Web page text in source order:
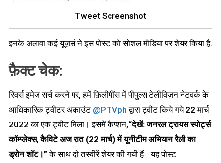
Tweet Screenshot
इनके अलावा कई यूज़र्स ने इस पोस्ट को सोशल मीडिया पर शेयर किया है.
फ़ैक्ट चेक:
रिवर्स इमेज सर्च करने पर, हमें फ़िलीपींस में पीपुल्स टेलीविज़न नेटवर्क के
आधिकारिक ट्वीटर अकाउंट @PTVph द्वारा ट्वीट किये गये 22 मार्च
2022 का एक ट्वीट मिला। इसमें कैप्शन,“देखें: जनरल ट्रायस स्पोर्ट्स
कॉम्प्लेक्स,कैविटे अज रात (22मार्च) में यूनीटीम अभियान रैली का
ड्रोन शॉट।”के साथ दो तस्वीरें शेयर की गयी हैं। यह पोस्ट